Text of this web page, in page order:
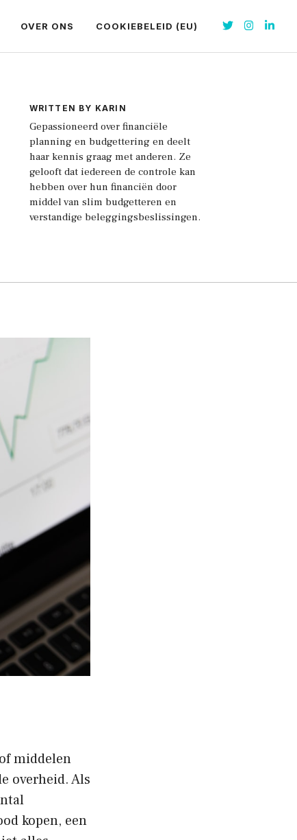
OVER ONS COOKIEBELEID (EU)
WRITTEN BY KARIN
Gepassioneerd over financiële
planning en budgettering en deelt
haar kennis graag met anderen. Ze
gelooft dat iedereen de controle kan
hebben over hun financiën door
middel van slim budgetteren en
verstandige beleggingsbeslissingen.
middelen
overheid. Als
kopen, een